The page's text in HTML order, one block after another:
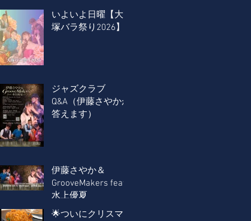
いよいよ日曜【大
塚バラ祭り2026】
ジャズクラブ
Q&A（伊藤さやかが
答えます）
伊藤さやか＆
GrooveMakers feat.
水上優夏
🌟ついにクリスマ